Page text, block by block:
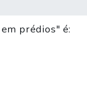
prédios" é: